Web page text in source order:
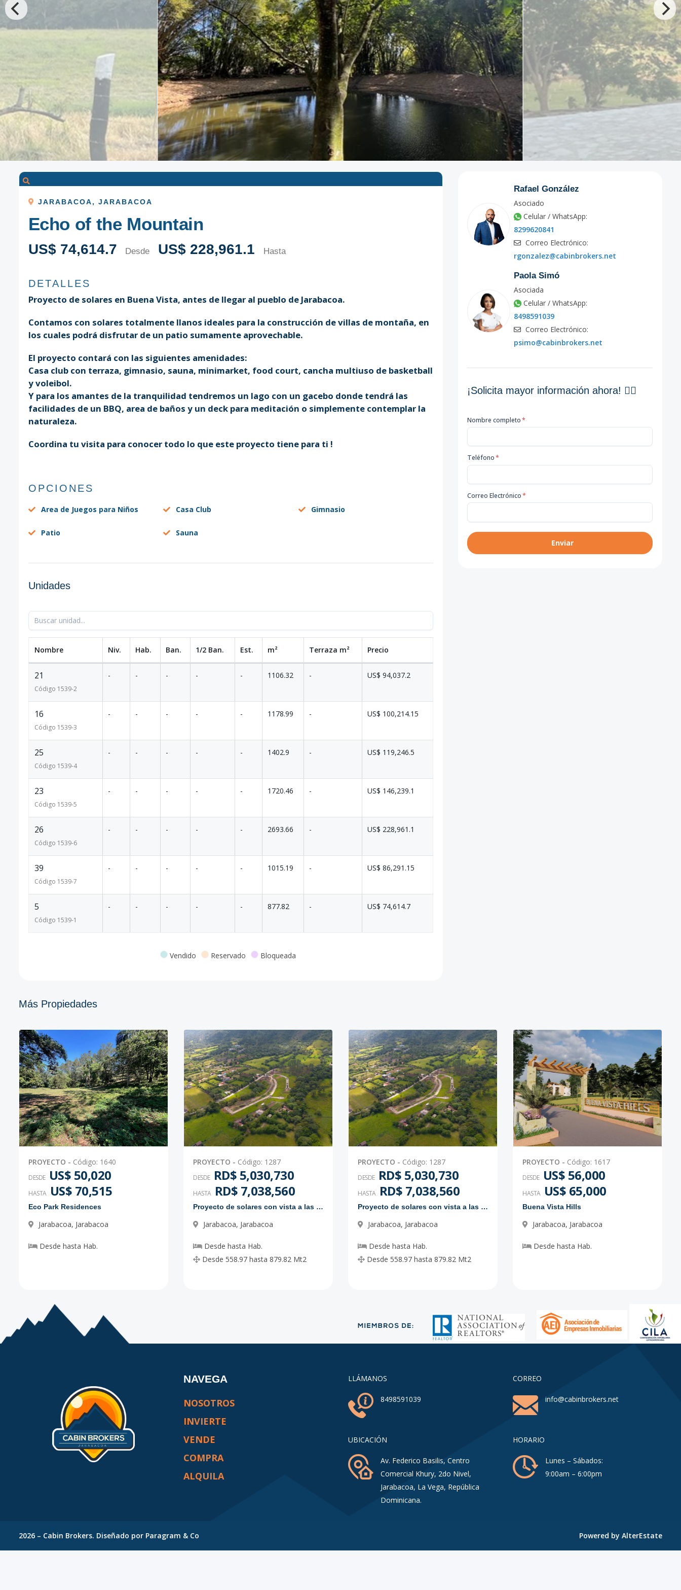
JARABACOA, JARABACOA
Echo of the Mountain
US$ 74,614.7 Desde US$ 228,961.1 Hasta
DETALLES
Proyecto de solares en Buena Vista, antes de llegar al pueblo de Jarabacoa.
Contamos con solares totalmente llanos ideales para la construcción de villas de montaña, en
los cuales podrá disfrutar de un patio sumamente aprovechable.
El proyecto contará con las siguientes amenidades:
Casa club con terraza, gimnasio, sauna, minimarket, food court, cancha multiuso de basketball
y voleibol.
Y para los amantes de la tranquilidad tendremos un lago con un gacebo donde tendrá las
facilidades de un BBQ, area de baños y un deck para meditación o simplemente contemplar la
naturaleza.
Coordina tu visita para conocer todo lo que este proyecto tiene para ti !
OPCIONES
Area de Juegos para Niños Casa Club Gimnasio
Patio Sauna
Unidades
Nombre Niv. Hab. Ban. 1/2 Ban. Est. m² Terraza m² Precio
21
Código 1539-2
- - - - - 1106.32 - US$ 94,037.2
16
Código 1539-3
- - - - - 1178.99 - US$ 100,214.15
25
Código 1539-4
- - - - - 1402.9 - US$ 119,246.5
23
Código 1539-5
- - - - - 1720.46 - US$ 146,239.1
26
Código 1539-6
- - - - - 2693.66 - US$ 228,961.1
39
Código 1539-7
- - - - - 1015.19 - US$ 86,291.15
5
Código 1539-1
- - - - - 877.82 - US$ 74,614.7
Vendido Reservado Bloqueada
Rafael González
Asociado
Celular / WhatsApp:
8299620841
Correo Electrónico:
rgonzalez@cabinbrokers.net
Paola Simó
Asociada
Celular / WhatsApp:
8498591039
Correo Electrónico:
psimo@cabinbrokers.net
¡Solicita mayor información ahora! 👇🏽
Nombre completo*
Teléfono*
Correo Electrónico*
Enviar
Más Propiedades
PROYECTO - Código: 1640
DESDE US$ 50,020
HASTA US$ 70,515
Eco Park Residences
Jarabacoa, Jarabacoa
Desde hasta Hab.
PROYECTO - Código: 1287
DESDE RD$ 5,030,730
HASTA RD$ 7,038,560
Proyecto de solares con vista a las montañas
Jarabacoa, Jarabacoa
Desde hasta Hab.
Desde 558.97 hasta 879.82 Mt2
PROYECTO - Código: 1287
DESDE RD$ 5,030,730
HASTA RD$ 7,038,560
Proyecto de solares con vista a las montañas
Jarabacoa, Jarabacoa
Desde hasta Hab.
Desde 558.97 hasta 879.82 Mt2
PROYECTO - Código: 1617
DESDE US$ 56,000
HASTA US$ 65,000
Buena Vista Hills
Jarabacoa, Jarabacoa
Desde hasta Hab.
NAVEGA
NOSOTROS
INVIERTE
VENDE
COMPRA
ALQUILA
LLÁMANOS
8498591039
UBICACIÓN
Av. Federico Basilis, Centro
Comercial Khury, 2do Nivel,
Jarabacoa, La Vega, República
Dominicana.
CORREO
info@cabinbrokers.net
HORARIO
Lunes – Sábados:
9:00am – 6:00pm
2026 – Cabin Brokers. Diseñado por Paragram & Co Powered by AlterEstate